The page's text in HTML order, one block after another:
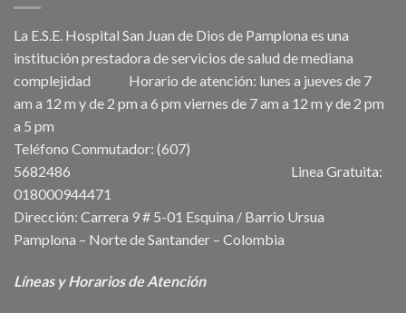
La E.S.E. Hospital San Juan de Dios de Pamplona es una
institución prestadora de servicios de salud de mediana
complejidad Horario de atención: lunes a jueves de 7
am a 12 m y de 2 pm a 6 pm viernes de 7 am a 12 m y de 2 pm
a 5 pm
Teléfono Conmutador: (607)
5682486 Linea Gratuita:
018000944471
Dirección: Carrera 9 # 5-01 Esquina / Barrio Ursua
Pamplona – Norte de Santander – Colombia
Líneas y Horarios de Atención